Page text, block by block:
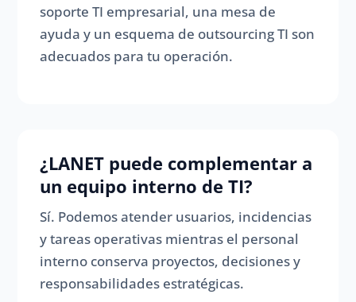
soporte TI empresarial, una mesa de
ayuda y un esquema de outsourcing TI son
adecuados para tu operación.
¿LANET puede complementar a
un equipo interno de TI?
Sí. Podemos atender usuarios, incidencias
y tareas operativas mientras el personal
interno conserva proyectos, decisiones y
responsabilidades estratégicas.